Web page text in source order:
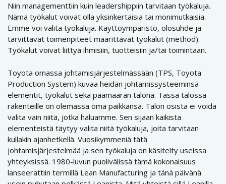
Niin managementtiin kuin leadershippiin tarvitaan työkaluja.
Nämä työkalut voivat olla yksinkertaisia tai monimutkaisia.
Emme voi valita työkaluja. Käyttöympäristö, olosuhde ja
tarvittavat toimenpiteet määrittävät työkalut (method).
Työkalut voivat liittyä ihmisiin, tuotteisiin ja/tai toimintaan.
Toyota omassa johtamisjärjestelmässään (TPS, Toyota
Production System) kuvaa heidän johtamissysteeminsä
elementit, työkalut sekä päämäärän talona. Tässä talossa
rakenteille on olemassa oma paikkansa. Talon osista ei voida
valita vain niitä, jotka haluamme. Sen sijaan kaikista
elementeistä täytyy valita niitä työkaluja, joita tarvitaan
kullakin ajanhetkellä. Vuosikymmeniä tätä
johtamisjärjestelmää ja sen työkaluja on käsitelty useissa
yhteyksissä. 1980-luvun puolivälissä tämä kokonaisuus
lanseerattiin termillä Lean Manufacturing ja tänä päivänä